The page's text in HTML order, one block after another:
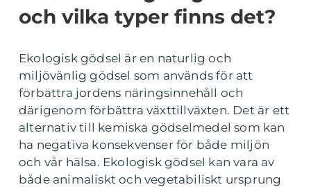
och vilka typer finns det?
Ekologisk gödsel är en naturlig och
miljövänlig gödsel som används för att
förbättra jordens näringsinnehåll och
därigenom förbättra växttillväxten. Det är ett
alternativ till kemiska gödselmedel som kan
ha negativa konsekvenser för både miljön
och vår hälsa. Ekologisk gödsel kan vara av
både animaliskt och vegetabiliskt ursprung